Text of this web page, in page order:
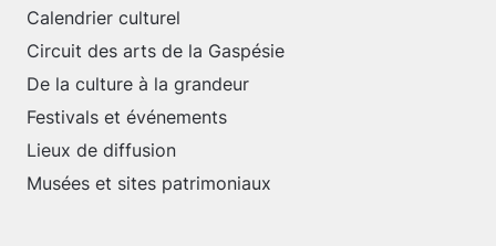
Calendrier culturel
Circuit des arts de la Gaspésie
De la culture à la grandeur
Festivals et événements
Lieux de diffusion
Musées et sites patrimoniaux